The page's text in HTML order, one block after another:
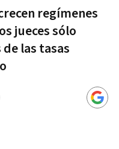
regímenes
jueces sólo
las tasas